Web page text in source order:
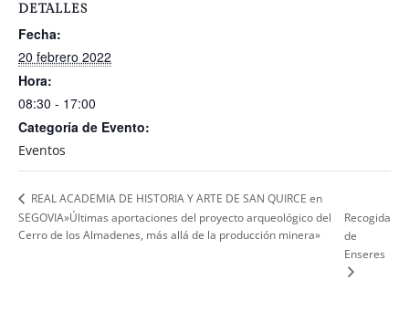
DETALLES
Fecha:
20 febrero 2022
Hora:
08:30 - 17:00
Categoría de Evento:
Eventos
REAL ACADEMIA DE HISTORIA Y ARTE DE SAN QUIRCE en
SEGOVIA»Últimas aportaciones del proyecto arqueológico del
Cerro de los Almadenes, más allá de la producción minera»
Recogida
de
Enseres